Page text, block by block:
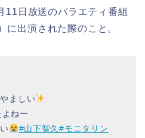
11 日放送のバラエティ番組
に出演された際のこと。
ましい
ねー
#山下智久#モニタリン